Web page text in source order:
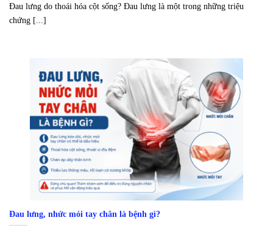
Đau lưng do thoái hóa cột sống? Đau lưng là một trong những triệu
chứng [...]
Đau lưng, nhức mỏi tay chân là bệnh gì?